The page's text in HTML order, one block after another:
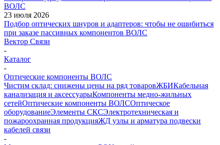
ВОЛС
23 июля 2026
Подбор оптических шнуров и адаптеров: чтобы не ошибиться
при заказе пассивных компонентов ВОЛС
Вектор Связи
-
Каталог
-
Оптические компоненты ВОЛС
Чистим склад: снижены цены на ряд товаровЖБИКабельная
канализация и аксессуарыКомпоненты медно-жильных
сетейОптические компоненты ВОЛСОптическое
оборудованиеЭлементы СКСЭлектротехническая и
пожароохранная продукцияЖД узлы и арматура подвески
кабелей связи
-